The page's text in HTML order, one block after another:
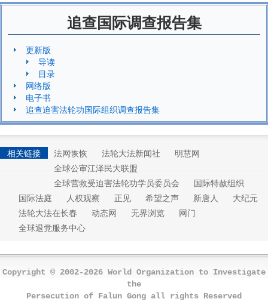
追查国际调查报告集
更新版
导读
目录
网络版
电子书
追查迫害法轮功国际组织调查报告集
相关链接 法网恢恢 法轮大法新闻社
明慧网
全球公审江泽民大联盟
全球营救受迫害法轮功学员委员会
国际特赦组织
国际法庭
人权观察 正见 希望之声 新唐人
大纪元
法轮大法在长春
动态网 无界浏览
网门
全球退党服务中心
Copyright © 2002-2026 World Organization to Investigate
the
Persecution of Falun Gong all rights Reserved